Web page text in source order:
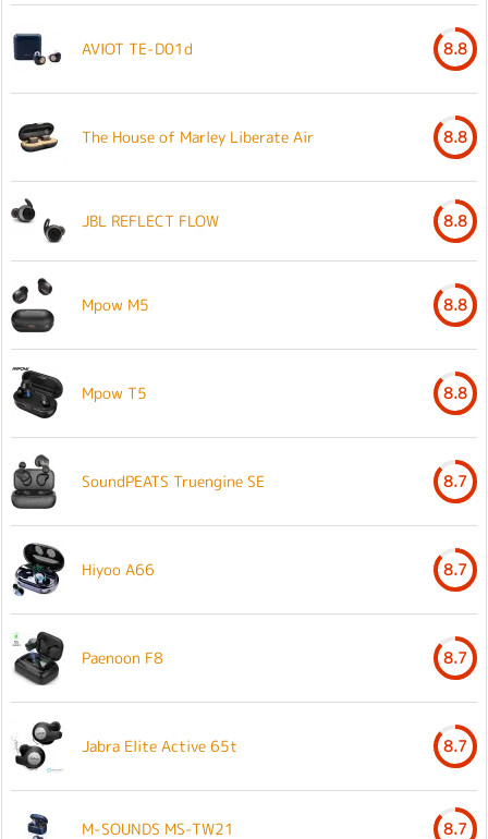
AVIOT TE-D01d 8.8
The House of Marley Liberate Air 8.8
JBL REFLECT FLOW 8.8
Mpow M5 8.8
Mpow T5 8.8
SoundPEATS Truengine SE 8.7
Hiyoo A66 8.7
Paenoon F8 8.7
Jabra Elite Active 65t 8.7
M-SOUNDS MS-TW21 8.7